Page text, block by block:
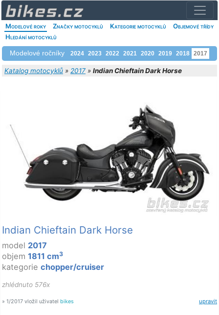
Modelové roky Značky motocyklů Kategorie motocyklů
Objemové třídy
Hledání motocyklů
Modelové ročníky 2024 2023 2022 2021 2020 2019 2018 2017
Katalog motocyklů » 2017 » Indian Chieftain Dark Horse
Indian Chieftain Dark Horse
model 2017
objem 1811 cm3
kategorie chopper/cruiser
zhlédnuto 576x
upravit
» 1/2017 vložil uživatel bikes